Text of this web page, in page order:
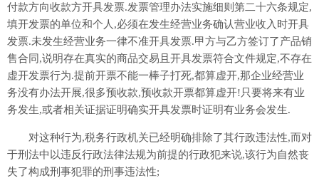
付款方向收款方开具发票.发票管理办法实施细则第二十六条规定,
填开发票的单位和个人,必须在发生经营业务确认营业收入时开具
发票.未发生经营业务一律不准开具发票.甲方与乙方签订了产品销
售合同,说明存在真实的商品交易且开具发票符合文件规定,不存在
虚开发票行为.提前开票不能一棒子打死,都算虚开,那企业经营业
务没有办法开展,很多预收款,预收款开票都算虚开!只要将来有业
务发生,或者相关证据证明确实开具发票时证明有业务会发生.
对这种行为,税务行政机关已经明确排除了其行政违法性,而对
于刑法中以违反行政法律法规为前提的行政犯来说,该行为自然丧
失了构成刑事犯罪的刑事违法性;